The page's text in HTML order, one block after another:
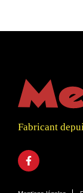
Fabricant